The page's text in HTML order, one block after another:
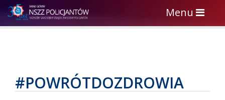
Toggle
navigation
Menu
#POWRÓTDOZDROWIA